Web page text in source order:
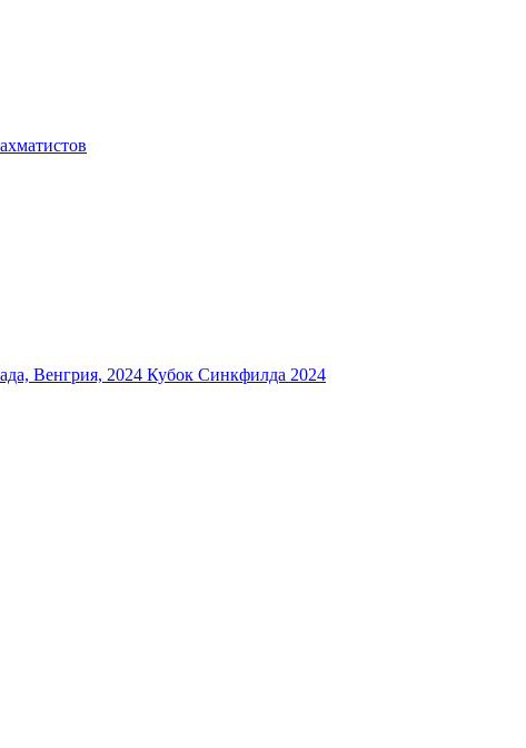
Венгрия, 2024 Кубок Синкфилда 2024